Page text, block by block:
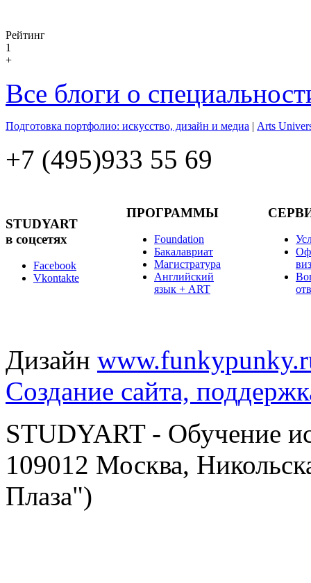
Рейтинг
1
+
Все блоги о
Подготовка портфолио: искусство, дизайн и медиа | Arts
+7 (495)933 55 69
STUDYART
в соцсетях
Facebook
Vkontakte
ПРОГРАММЫ
Foundation
Бакалавриат
Магистратура
Английский
язык + ART
Дизайн
Создание сайта,
STUDYART - Обучение
109012 Москва,
Плаза")